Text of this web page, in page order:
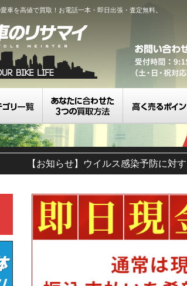
車を高値で買取！お電話一本・即日出張・査定無料。
【お知らせ】ウイルス感染予防に対